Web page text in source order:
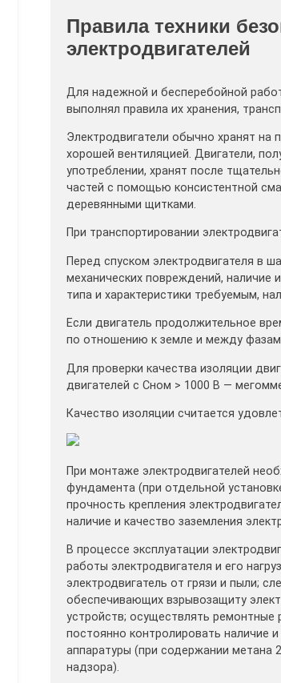
Правила техники
электродвигателей
Для надежной и бесперебойной
выполнял правила их хранения,
Электродвигатели обычно хранят
хорошей вентиляцией. Двигатели,
употреблении, хранят после
частей с помощью консистентной
деревянными щитками.
При транспортировании
Перед спуском электродвигателя в
механических повреждений, наличие
типа и характеристики требуемым,
Если двигатель продолжительное
по отношению к земле и между
Для проверки качества изоляции
двигателей с Сном > 1000 В —
Качество изоляции считается
При монтаже электродвигателей
фундамента (при отдельной
прочность крепления
наличие и качество заземления
В процессе эксплуатации
работы электродвигателя и его
электродвигатель от грязи и пыли;
обеспечивающих взрывозащиту
устройств; осуществлять ремонтные
постоянно контролировать наличие
аппаратуры (при содержании метана
надзора).